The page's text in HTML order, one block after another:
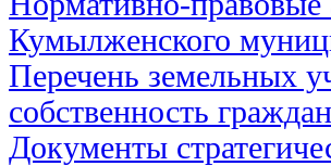
Кумылженского
Перечень земельных
собственность
Документы